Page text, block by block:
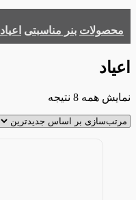
محصولات بنر مناسبتی اعیاد
اعیاد
نمایش همه 8 نتیجه
اساس